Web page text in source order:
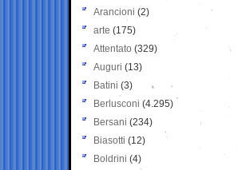
Arancioni (2)
arte (175)
Attentato (329)
Auguri (13)
Batini (3)
Berlusconi (4.295)
Bersani (234)
Biasotti (12)
Boldrini (4)